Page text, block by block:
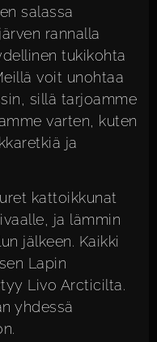
salassa
rannalla
tukikohta
voit unohtaa
sillä tarjoamme
varten, kuten
ja
kattoikkunat
ja lämmin
jälkeen. Kaikki
Lapin
Livo Arcticilta.
yhdessä